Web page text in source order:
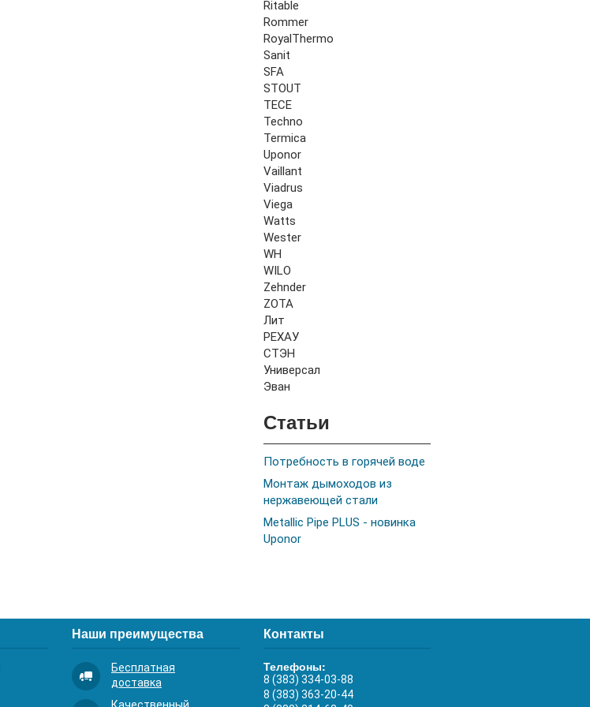
Ritable
Rommer
RoyalThermo
Sanit
SFA
STOUT
TECE
Techno
Termica
Uponor
Vaillant
Viadrus
Viega
Watts
Wester
WH
WILO
Zehnder
ZOTA
Лит
РЕХАУ
СТЭН
Универсал
Эван
Статьи
Потребность в горячей воде
Монтаж дымоходов из
нержавеющей стали
Metallic Pipe PLUS - новинка
Uponor
Наши преимущества
Бесплатная
доставка
Контакты
Телефоны:
8 (383) 334-03-88
8 (383) 363-20-44